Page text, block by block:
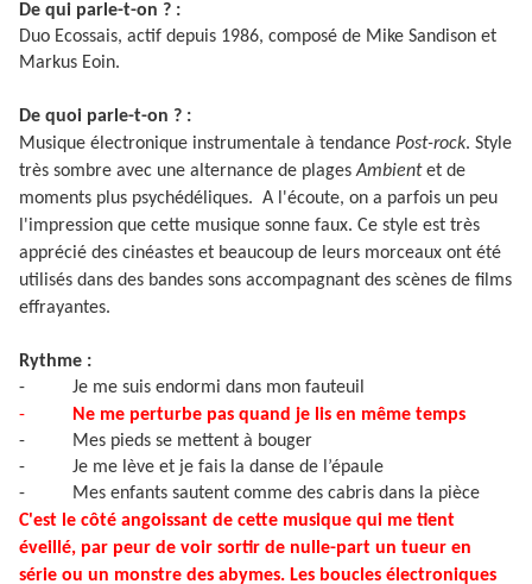
De qui parle-t-on ? :
Duo Ecossais, actif depuis 1986, composé de Mike Sandison et
Markus Eoin.
De quoi parle-t-on ? :
Musique électronique instrumentale à tendance Post-rock. Style
très sombre avec une alternance de plagesAmbientet de
moments plus psychédéliques. A l'écoute, on a parfois un peu
l'impression que cette musique sonne faux. Ce style est très
apprécié des cinéastes et beaucoup de leurs morceaux ont été
utilisés dans des bandes sons accompagnant des scènes de films
effrayantes.
Rythme :
-
Je me suis endormi dans mon fauteuil
-
Ne me perturbe pas quand je lis en même temps
-
Mes pieds se mettent à bouger
-
Je me lève et je fais la danse de l’épaule
-
Mes enfants sautent comme des cabris dans la pièce
C'est le côté angoissant de cette musique qui me tient
éveillé, par peur de voir sortir de nulle-part un tueur en
série ou un monstre des abymes. Les boucles électroniques